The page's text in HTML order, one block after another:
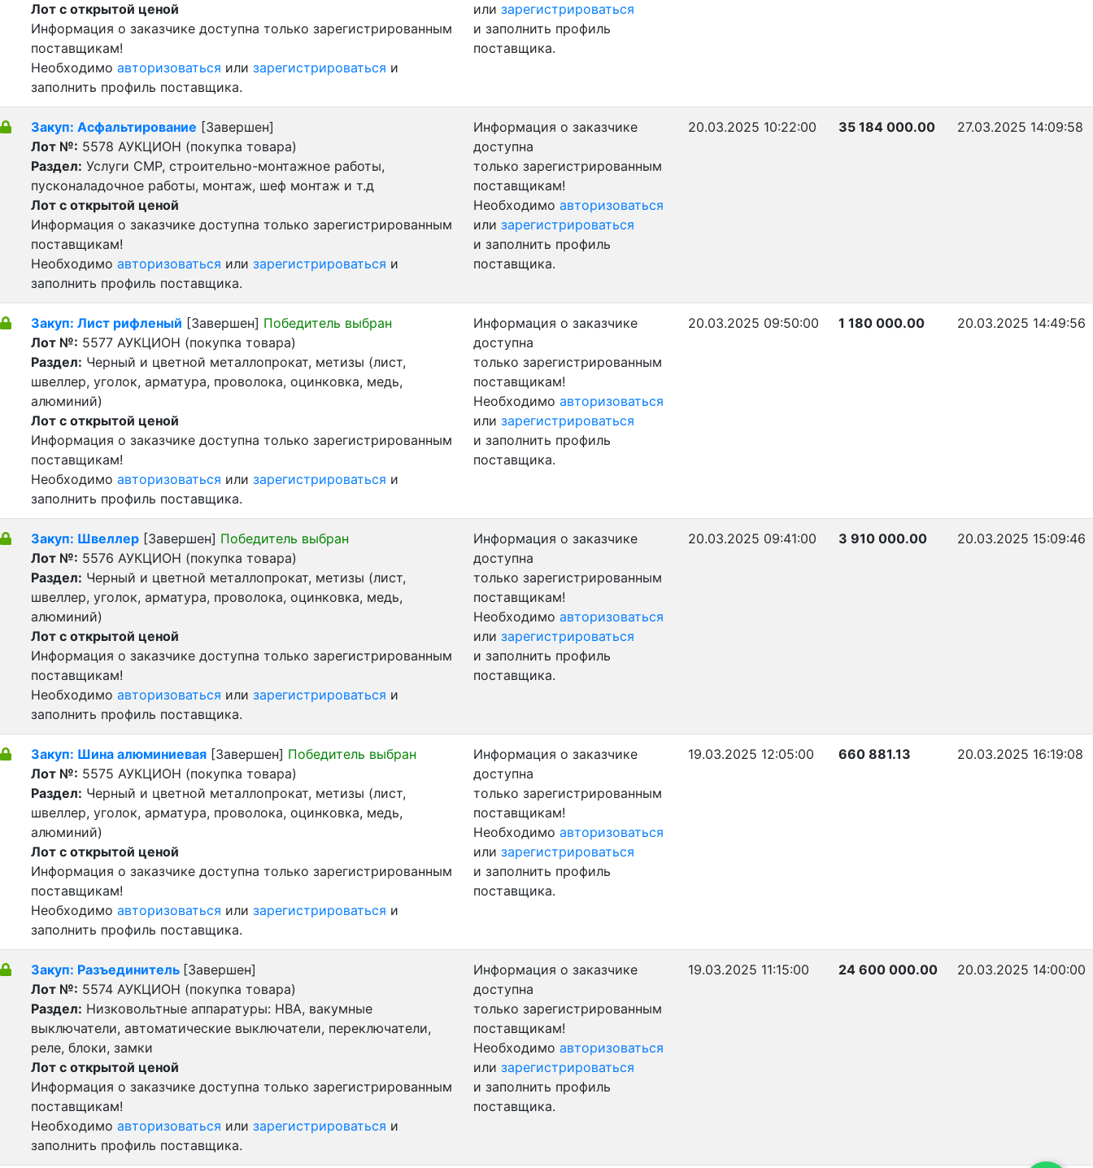
Лот с открытой ценой
Информация о заказчике доступна только зарегистрированным
поставщикам!
Необходимо авторизоваться или зарегистрироваться и
заполнить профиль поставщика.
или зарегистрироваться
и заполнить профиль
поставщика.
Закуп: Асфальтирование [Завершен]
Лот №: 5578 АУКЦИОН (покупка товара)
Раздел: Услуги СМР, строительно-монтажное работы,
пусконаладочное работы, монтаж, шеф монтаж и т.д
Лот с открытой ценой
Информация о заказчике доступна только зарегистрированным
поставщикам!
Необходимо авторизоваться или зарегистрироваться и
заполнить профиль поставщика.
Информация о заказчике
доступна
только зарегистрированным
поставщикам!
Необходимо авторизоваться
или зарегистрироваться
и заполнить профиль
поставщика.
20.03.2025 10:22:00 35 184 000.00 27.03.2025 14:09:58
Закуп: Лист рифленый [Завершен] Победитель выбран
Лот №: 5577 АУКЦИОН (покупка товара)
Раздел: Черный и цветной металлопрокат, метизы (лист,
швеллер, уголок, арматура, проволока, оцинковка, медь,
алюминий)
Лот с открытой ценой
Информация о заказчике доступна только зарегистрированным
поставщикам!
Необходимо авторизоваться или зарегистрироваться и
заполнить профиль поставщика.
Информация о заказчике
доступна
только зарегистрированным
поставщикам!
Необходимо авторизоваться
или зарегистрироваться
и заполнить профиль
поставщика.
20.03.2025 09:50:00 1 180 000.00 20.03.2025 14:49:56
Закуп: Швеллер [Завершен] Победитель выбран
Лот №: 5576 АУКЦИОН (покупка товара)
Раздел: Черный и цветной металлопрокат, метизы (лист,
швеллер, уголок, арматура, проволока, оцинковка, медь,
алюминий)
Лот с открытой ценой
Информация о заказчике доступна только зарегистрированным
поставщикам!
Необходимо авторизоваться или зарегистрироваться и
заполнить профиль поставщика.
Информация о заказчике
доступна
только зарегистрированным
поставщикам!
Необходимо авторизоваться
или зарегистрироваться
и заполнить профиль
поставщика.
20.03.2025 09:41:00 3 910 000.00 20.03.2025 15:09:46
Закуп: Шина алюминиевая [Завершен] Победитель выбран
Лот №: 5575 АУКЦИОН (покупка товара)
Раздел: Черный и цветной металлопрокат, метизы (лист,
швеллер, уголок, арматура, проволока, оцинковка, медь,
алюминий)
Лот с открытой ценой
Информация о заказчике доступна только зарегистрированным
поставщикам!
Необходимо авторизоваться или зарегистрироваться и
заполнить профиль поставщика.
Информация о заказчике
доступна
только зарегистрированным
поставщикам!
Необходимо авторизоваться
или зарегистрироваться
и заполнить профиль
поставщика.
19.03.2025 12:05:00 660 881.13 20.03.2025 16:19:08
Закуп: Разъединитель [Завершен]
Лот №: 5574 АУКЦИОН (покупка товара)
Раздел: Низковольтные аппаратуры: НВА, вакумные
выключатели, автоматические выключатели, переключатели,
реле, блоки, замки
Лот с открытой ценой
Информация о заказчике доступна только зарегистрированным
поставщикам!
Необходимо авторизоваться или зарегистрироваться и
заполнить профиль поставщика.
Информация о заказчике
доступна
только зарегистрированным
поставщикам!
Необходимо авторизоваться
или зарегистрироваться
и заполнить профиль
поставщика.
19.03.2025 11:15:00 24 600 000.00 20.03.2025 14:00:00